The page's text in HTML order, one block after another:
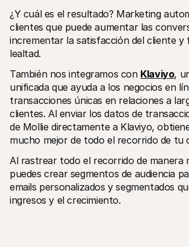
¿Y cuál es el resultado? Marketing
clientes que puede aumentar las
incrementar la satisfacción del cliente y
lealtad.
También nos integramos con Klaviyo,
unificada que ayuda a los negocios en
transacciones únicas en relaciones a
clientes. Al enviar los datos de
de Mollie directamente a Klaviyo,
mucho mejor de todo el recorrido de tu
Al rastrear todo el recorrido de manera
puedes crear segmentos de audiencia
emails personalizados y segmentados
ingresos y el crecimiento.